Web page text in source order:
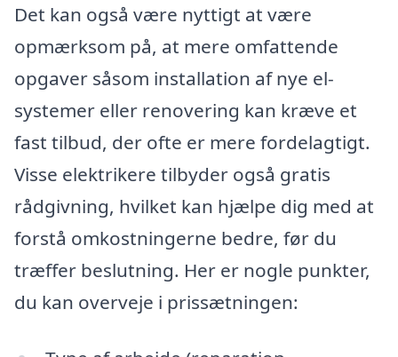
Det kan også være nyttigt at være
opmærksom på, at mere omfattende
opgaver såsom installation af nye el-
systemer eller renovering kan kræve et
fast tilbud, der ofte er mere fordelagtigt.
Visse elektrikere tilbyder også gratis
rådgivning, hvilket kan hjælpe dig med at
forstå omkostningerne bedre, før du
træffer beslutning. Her er nogle punkter,
du kan overveje i prissætningen: